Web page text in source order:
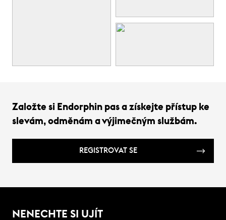
Založte si Endorphin pas a získejte přístup ke
slevám, odměnám a výjimečným službám.
REGISTROVAT SE
NENECHTE SI UJÍT